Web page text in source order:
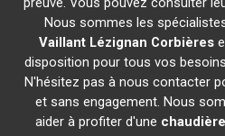
Nous sommes les
Vaillant Lézignan Corbières
disposition pour tous vos
N'hésitez pas à nous contacter
et sans engagement. Nous
aider à profiter d'une